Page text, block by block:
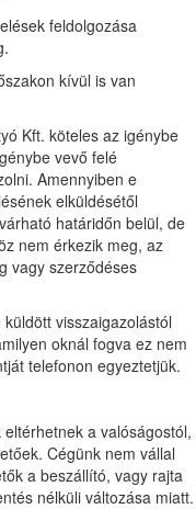
feldolgozása
kívül is van
Kft. köteles az igénybe
vevő felé
Amennyiben e
elküldésétől
határidőn belül, de
nem érkezik meg, az
vagy szerződéses
visszaigazolástól
oknál fogva ez nem
telefonon egyeztetjük.
a valóságostól,
Cégünk nem vállal
a beszállító, vagy rajta
nélküli változása miatt.